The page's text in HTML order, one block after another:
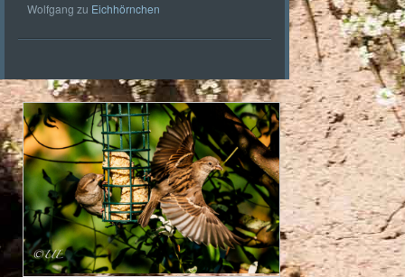
Wolfgang zu Eichhörnchen